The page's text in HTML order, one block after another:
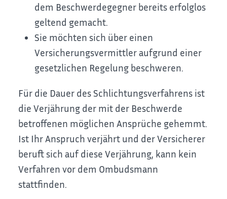
dem Beschwerdegegner bereits erfolglos
geltend gemacht.
Sie möchten sich über einen
Versicherungsvermittler aufgrund einer
gesetzlichen Regelung beschweren.
Für die Dauer des Schlichtungsverfahrens ist
die Verjährung der mit der Beschwerde
betroffenen möglichen Ansprüche gehemmt.
Ist Ihr Anspruch verjährt und der Versicherer
beruft sich auf diese Verjährung, kann kein
Verfahren vor dem Ombudsmann
stattfinden.